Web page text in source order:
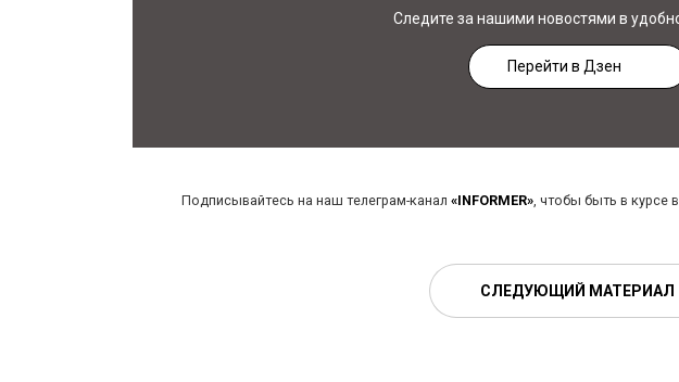
Следите за нашими новостями в
Перейти в Дзен
Подписывайтесь на наш телеграм-канал «INFORMER», чтобы быть в курсе
СЛЕДУЮЩИЙ МАТЕРИАЛ